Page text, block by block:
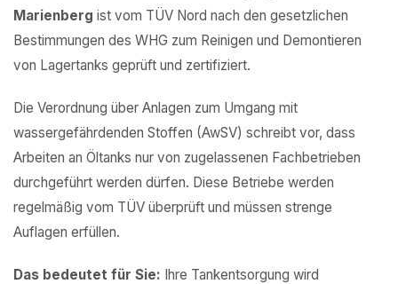
Marienberg ist vom TÜV Nord nach den gesetzlichen
Bestimmungen des WHG zum Reinigen und Demontieren
von Lagertanks geprüft und zertifiziert.
Die Verordnung über Anlagen zum Umgang mit
wassergefährdenden Stoffen (AwSV) schreibt vor, dass
Arbeiten an Öltanks nur von zugelassenen Fachbetrieben
durchgeführt werden dürfen. Diese Betriebe werden
regelmäßig vom TÜV überprüft und müssen strenge
Auflagen erfüllen.
Das bedeutet für Sie: Ihre Tankentsorgung wird